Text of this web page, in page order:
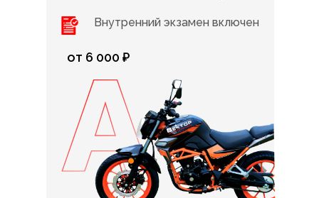
Внутренний экзамен включен
от 6 000 ₽